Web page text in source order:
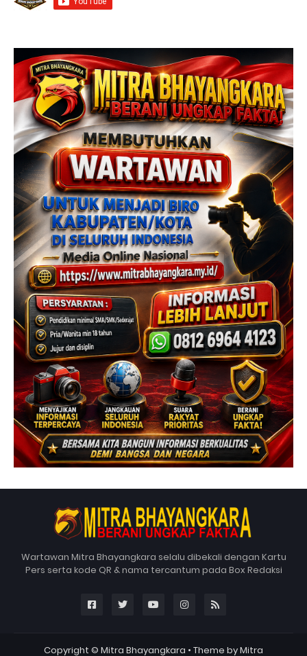
Wartawan Mitra Bhayangkara selalu dibekali dengan Kartu
Pers serta kode QR & nama tercantum pada Box Redaksi
Copyright © Mitra Bhayangkara • Theme byMitra